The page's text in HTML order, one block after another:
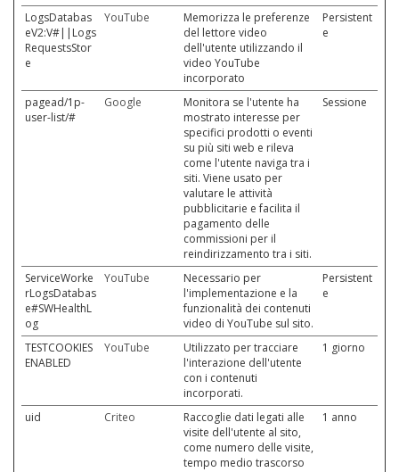
LogsDatabas
eV2:V#||Logs
RequestsStor
e
YouTube
Memorizza le preferenze
del lettore video
dell'utente utilizzando il
video YouTube
incorporato
Persistent
e
pagead/1p-
user-list/#
Google
Monitora se l'utente ha
mostrato interesse per
specifici prodotti o eventi
su più siti web e rileva
come l'utente naviga tra i
siti. Viene usato per
valutare le attività
pubblicitarie e facilita il
pagamento delle
commissioni per il
reindirizzamento tra i siti.
Sessione
ServiceWorke
rLogsDatabas
e#SWHealthL
og
YouTube
Necessario per
l'implementazione e la
funzionalità dei contenuti
video di YouTube sul sito.
Persistent
e
TESTCOOKIES
ENABLED
YouTube
Utilizzato per tracciare
l'interazione dell'utente
con i contenuti
incorporati.
1 giorno
uid Criteo
Raccoglie dati legati alle
visite dell'utente al sito,
come numero delle visite,
tempo medio trascorso
1 anno